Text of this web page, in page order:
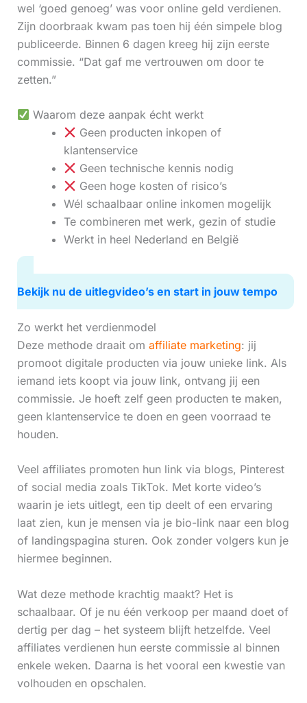
wel ‘goed genoeg’ was voor online geld verdienen.
Zijn doorbraak kwam pas toen hij één simpele blog
publiceerde. Binnen 6 dagen kreeg hij zijn eerste
commissie. “Dat gaf me vertrouwen om door te
zetten.”
Waarom deze aanpak écht werkt
Geen producten inkopen of
klantenservice
Geen technische kennis nodig
Geen hoge kosten of risico’s
Wél schaalbaar online inkomen mogelijk
Te combineren met werk, gezin of studie
Werkt in heel Nederland en België
Bekijk nu de uitlegvideo’s en start in jouw tempo
Zo werkt het verdienmodel
Deze methode draait om affiliate marketing: jij
promoot digitale producten via jouw unieke link. Als
iemand iets koopt via jouw link, ontvang jij een
commissie. Je hoeft zelf geen producten te maken,
geen klantenservice te doen en geen voorraad te
houden.
Veel affiliates promoten hun link via blogs, Pinterest
of social media zoals TikTok. Met korte video’s
waarin je iets uitlegt, een tip deelt of een ervaring
laat zien, kun je mensen via je bio-link naar een blog
of landingspagina sturen. Ook zonder volgers kun je
hiermee beginnen.
Wat deze methode krachtig maakt? Het is
schaalbaar. Of je nu één verkoop per maand doet of
dertig per dag – het systeem blijft hetzelfde. Veel
affiliates verdienen hun eerste commissie al binnen
enkele weken. Daarna is het vooral een kwestie van
volhouden en opschalen.